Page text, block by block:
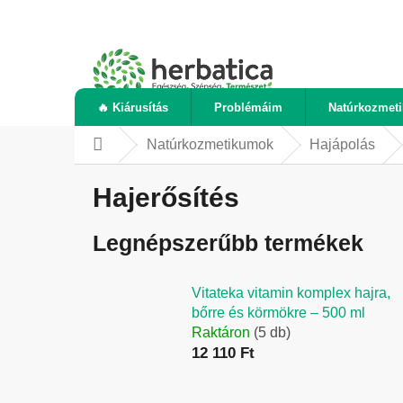
🔥 Kiárusítás Problémáim
KezdőlapNatúrkozmetikumok Hajápolás
Hajerősítés
Legnépszerűbb termékek
Vitateka vitamin komplex hajra,
bőrre és körmökre – 500 ml
Raktáron (5 db)
12 110 Ft